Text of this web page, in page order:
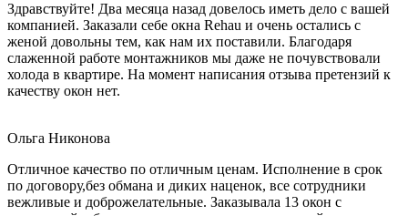
Здравствуйте! Два месяца назад довелось иметь дело с вашей
компанией. Заказали себе окна Rehau и очень остались с
женой довольны тем, как нам их поставили. Благодаря
слаженной работе монтажников мы даже не почувствовали
холода в квартире. На момент написания отзыва претензий к
качеству окон нет.
Ольга Никонова
Отличное качество по отличным ценам. Исполнение в срок
по договору,без обмана и диких наценок, все сотрудники
вежливые и доброжелательные. Заказывала 13 окон с